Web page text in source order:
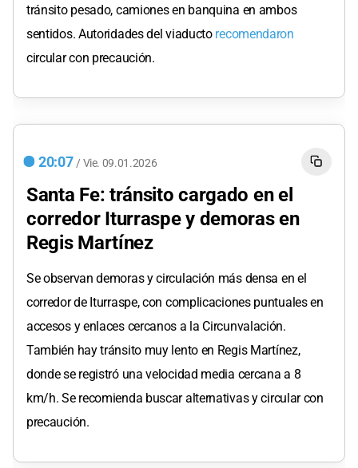
tránsito pesado, camiones en banquina en ambos
sentidos. Autoridades del viaducto recomendaron
circular con precaución.
20:07 / Vie. 09.01.2026
Santa Fe: tránsito cargado en el
corredor Iturraspe y demoras en
Regis Martínez
Se observan demoras y circulación más densa en el
corredor de Iturraspe, con complicaciones puntuales en
accesos y enlaces cercanos a la Circunvalación.
También hay tránsito muy lento en Regis Martínez,
donde se registró una velocidad media cercana a 8
km/h. Se recomienda buscar alternativas y circular con
precaución.